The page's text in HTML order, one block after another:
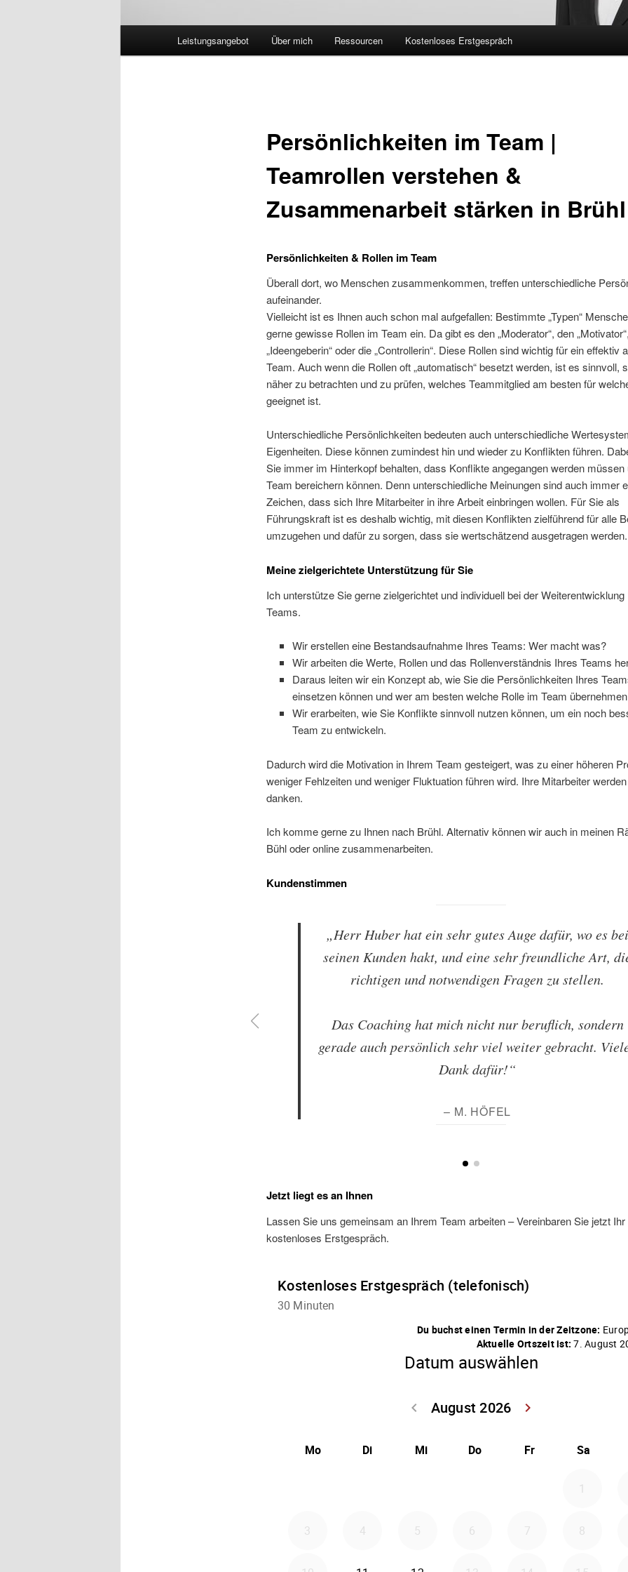
Leistungsangebot Über mich Ressourcen Kostenloses Erstgespräch
Persönlichkeiten im Team |
Teamrollen verstehen &
Zusammenarbeit stärken in Brühl
Persönlichkeiten & Rollen im Team
Überall dort, wo Menschen zusammenkommen, treffen unterschiedliche
aufeinander.
Vielleicht ist es Ihnen auch schon mal aufgefallen: Bestimmte „Typen“
gerne gewisse Rollen im Team ein. Da gibt es den „Moderator“, den
„Ideengeberin“ oder die „Controllerin“. Diese Rollen sind wichtig für ein effektiv
Team. Auch wenn die Rollen oft „automatisch“ besetzt werden, ist es sinnvoll,
näher zu betrachten und zu prüfen, welches Teammitglied am besten für
geeignet ist.
Unterschiedliche Persönlichkeiten bedeuten auch unterschiedliche
Eigenheiten. Diese können zumindest hin und wieder zu Konflikten führen.
Sie immer im Hinterkopf behalten, dass Konflikte angegangen werden müssen
Team bereichern können. Denn unterschiedliche Meinungen sind auch immer
Zeichen, dass sich Ihre Mitarbeiter in ihre Arbeit einbringen wollen. Für Sie als
Führungskraft ist es deshalb wichtig, mit diesen Konflikten zielführend für alle
umzugehen und dafür zu sorgen, dass sie wertschätzend ausgetragen werden.
Meine zielgerichtete Unterstützung für Sie
Ich unterstütze Sie gerne zielgerichtet und individuell bei der Weiterentwicklung
Teams.
Wir erstellen eine Bestandsaufnahme Ihres Teams: Wer macht was?
Wir arbeiten die Werte, Rollen und das Rollenverständnis Ihres Teams
Daraus leiten wir ein Konzept ab, wie Sie die Persönlichkeiten Ihres
einsetzen können und wer am besten welche Rolle im Team
Wir erarbeiten, wie Sie Konflikte sinnvoll nutzen können, um ein noch
Team zu entwickeln.
Dadurch wird die Motivation in Ihrem Team gesteigert, was zu einer höheren
weniger Fehlzeiten und weniger Fluktuation führen wird. Ihre Mitarbeiter
danken.
Ich komme gerne zu Ihnen nach Brühl. Alternativ können wir auch in meinen
Bühl oder online zusammenarbeiten.
Kundenstimmen
„Herr Huber hat ein sehr gutes Auge dafür, wo es bei
seinen Kunden hakt, und eine sehr freundliche Art,
richtigen und notwendigen Fragen zu stellen.
Das Coaching hat mich nicht nur beruflich, sondern
gerade auch persönlich sehr viel weiter gebracht.
Dank dafür!“
– M. HÖFEL
Jetzt liegt es an Ihnen
Lassen Sie uns gemeinsam an Ihrem Team arbeiten – Vereinbaren Sie jetzt Ihr
kostenloses Erstgespräch.